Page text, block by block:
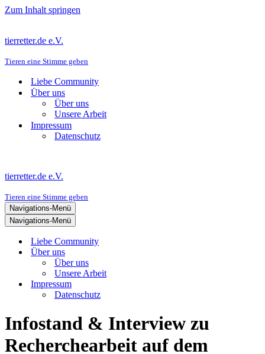
Zum Inhalt springen
tierretter.de e.V.
Tieren eine Stimme geben
Liebe Community
Über uns
Über uns
Unsere Arbeit
Impressum
Datenschutz
tierretter.de e.V.
Tieren eine Stimme geben
Navigations-Menü
Navigations-Menü
Liebe Community
Über uns
Über uns
Unsere Arbeit
Impressum
Datenschutz
Infostand & Interview zu
Recherchearbeit auf dem